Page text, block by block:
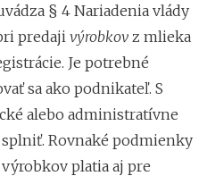
§ 4 Nariadenia vlády
predaji výrobkov z mlieka
Je potrebné
sa ako podnikateľ. S
alebo administratívne
Rovnaké podmienky
platia aj pre